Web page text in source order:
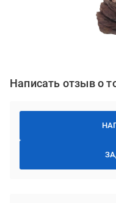
Написать отзыв о